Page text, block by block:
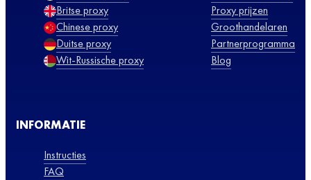
Britse proxy
Chinese proxy
Duitse proxy
Wit-Russische proxy
Proxy prijzen
Groothandelaren
Partnerprogramma
Blog
INFORMATIE
Instructies
FAQ